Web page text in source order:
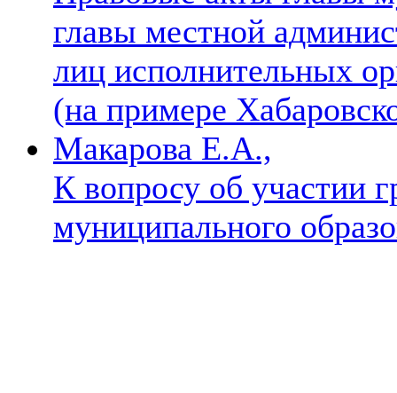
главы местной
лиц исполнительных
(на примере
Макарова Е.А.,
К вопросу об участии
муниципального